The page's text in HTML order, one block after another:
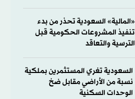
«المالية» السعودية تحذر من بدء
تنفيذ المشروعات الحكومية قبل
الترسية والتعاقد
السعودية تغري المستثمرين بملكية
نسبة من الأراضي مقابل ضخ
الوحدات السكنية